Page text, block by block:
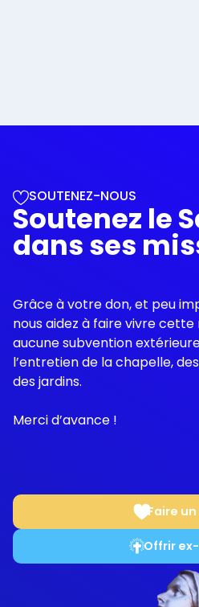
SOUTENEZ-NOUS
Soutenez le
dans ses
Grâce à votre don, et peu
nous aidez à faire vivre cette
aucune subvention
l’entretien de la chapelle,
des jardins.
Merci d’avance !
Faire
Offrir